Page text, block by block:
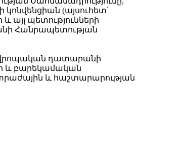
(այսուհետ՝
այլ պետությունների
Հանրապետության
Եվրոպական դատարանի
և բարեկամական
և հաշտարարության